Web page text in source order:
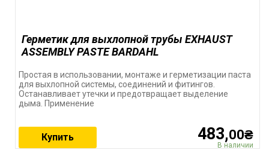
Герметик для выхлопной трубы EXHAUST
ASSEMBLY PASTE BARDAHL
Простая в использовании, монтаже и герметизации паста
для выхлопной системы, соединений и фитингов.
Останавливает утечки и предотвращает выделение
дыма. Применение
483,00₴
В наличии
Купить